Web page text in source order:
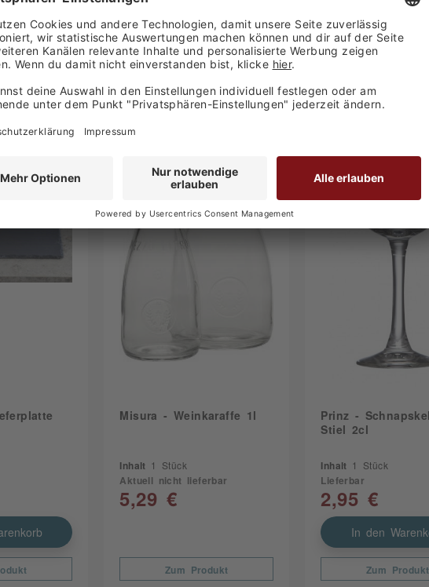
Misura - Weinkaraffe 1l
Inhalt 1 Stück
Aktuell nicht lieferbar
5,29 €
Zum Produkt
Prinz -
Stiel 2cl
Inhalt 1 Stück
Lieferbar
2,95 €
In den
Zum Produkt